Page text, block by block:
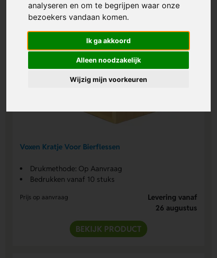
analyseren en om te begrijpen waar onze
bezoekers vandaan komen.
Ik ga akkoord
Alleen noodzakelijk
Wijzig mijn voorkeuren
Voxen Kratje Voor Bierflessen
Drukmethode: Op Aanvraag
Bedrukken vanaf 10 stuks
Prijs op aanvraag
Levering vanaf
26 augustus
BEKIJK PRODUCT